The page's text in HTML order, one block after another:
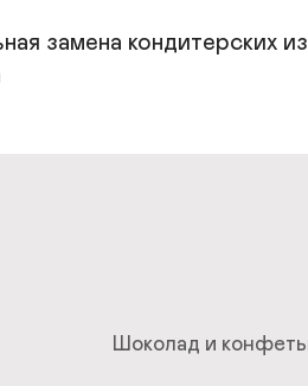
замена кондитерских
Шоколад и